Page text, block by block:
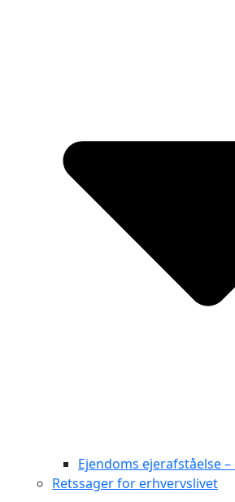
Ejendoms ejerafståelse
Retssager for erhvervslivet